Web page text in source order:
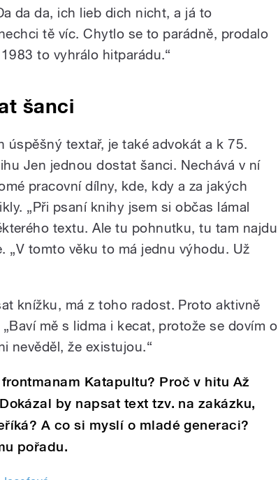
da da, ich lieb dich nicht, a já to
tě víc. Chytlo se to parádně, prodalo
to vyhrálo hitparádu.“
šanci
úspěšný textař, je také advokát a k 75.
Jen jednou dostat šanci. Nechává v ní
pracovní dílny, kde, kdy a za jakých
„Při psaní knihy jsem si občas lámal
textu. Ale tu pohnutku, tu tam najdu
„V tomto věku to má jednu výhodu. Už
knížku, má z toho radost. Proto aktivně
mě s lidma i kecat, protože se dovím o
nevěděl, že existujou.“
Katapultu? Proč v hitu Až
by napsat text tzv. na zakázku,
A co si myslí o mladé generaci?
pořadu.